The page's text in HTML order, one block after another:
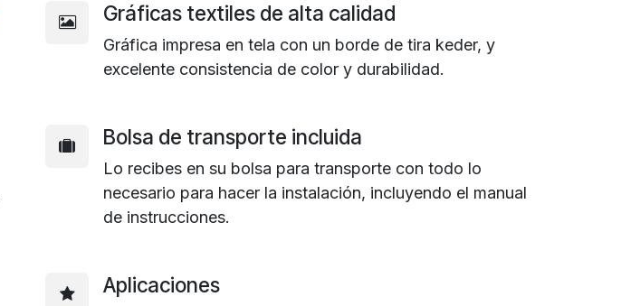
Gráficas textiles de alta calidad
Gráfica impresa en tela con un borde de tira keder, y
excelente consistencia de color y durabilidad.
Bolsa de transporte incluida
Lo recibes en su bolsa para transporte con todo lo
necesario para hacer la instalación, incluyendo el manual
de instrucciones.
Aplicaciones